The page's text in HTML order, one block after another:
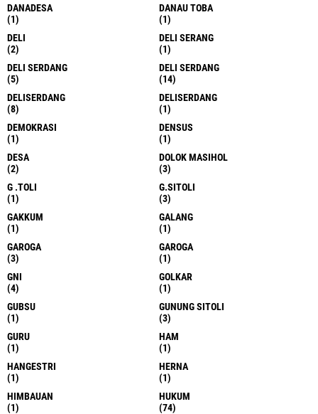
DANADESA
(1)
DANAU TOBA
(1)
DELI
(2)
DELI SERANG
(1)
DELI SERDANG
(5)
DELI SERDANG
(14)
DELISERDANG
(8)
DELISERDANG
(1)
DEMOKRASI
(1)
DENSUS
(1)
DESA
(2)
DOLOK MASIHOL
(3)
G .TOLI
(1)
G.SITOLI
(3)
GAKKUM
(1)
GALANG
(1)
GAROGA
(3)
GAROGA
(1)
GNI
(4)
GOLKAR
(1)
GUBSU
(1)
GUNUNG SITOLI
(3)
GURU
(1)
HAM
(1)
HANGESTRI
(1)
HERNA
(1)
HIMBAUAN
(1)
HUKUM
(74)